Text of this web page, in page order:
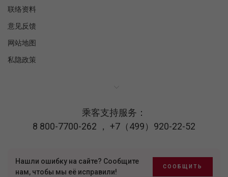
联络资料
意见反馈
网站地图
私隐政策
乘客支持服务：
8 800-7700-262 ， +7（499）920-22-52
Нашли ошибку на сайте? Сообщите
нам, чтобы мы её исправили!
СООБЩИТЬ